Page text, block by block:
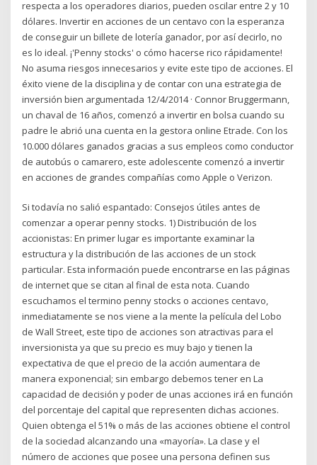
respecta a los operadores diarios, pueden oscilar entre 2 y 10
dólares. Invertir en acciones de un centavo con la esperanza
de conseguir un billete de lotería ganador, por así decirlo, no
es lo ideal. ¡'Penny stocks' o cómo hacerse rico rápidamente!
No asuma riesgos innecesarios y evite este tipo de acciones. El
éxito viene de la disciplina y de contar con una estrategia de
inversión bien argumentada 12/4/2014 · Connor Bruggermann,
un chaval de 16 años, comenzó a invertir en bolsa cuando su
padre le abrió una cuenta en la gestora online Etrade. Con los
10.000 dólares ganados gracias a sus empleos como conductor
de autobús o camarero, este adolescente comenzó a invertir
en acciones de grandes compañías como Apple o Verizon.
Si todavía no salió espantado: Consejos útiles antes de
comenzar a operar penny stocks. 1) Distribución de los
accionistas: En primer lugar es importante examinar la
estructura y la distribución de las acciones de un stock
particular. Esta información puede encontrarse en las páginas
de internet que se citan al final de esta nota. Cuando
escuchamos el termino penny stocks o acciones centavo,
inmediatamente se nos viene a la mente la película del Lobo
de Wall Street, este tipo de acciones son atractivas para el
inversionista ya que su precio es muy bajo y tienen la
expectativa de que el precio de la acción aumentara de
manera exponencial; sin embargo debemos tener en La
capacidad de decisión y poder de unas acciones irá en función
del porcentaje del capital que representen dichas acciones.
Quien obtenga el 51% o más de las acciones obtiene el control
de la sociedad alcanzando una «mayoría». La clase y el
número de acciones que posee una persona definen sus